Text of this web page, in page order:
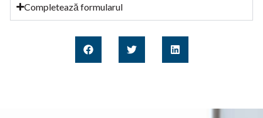
Completează formularul